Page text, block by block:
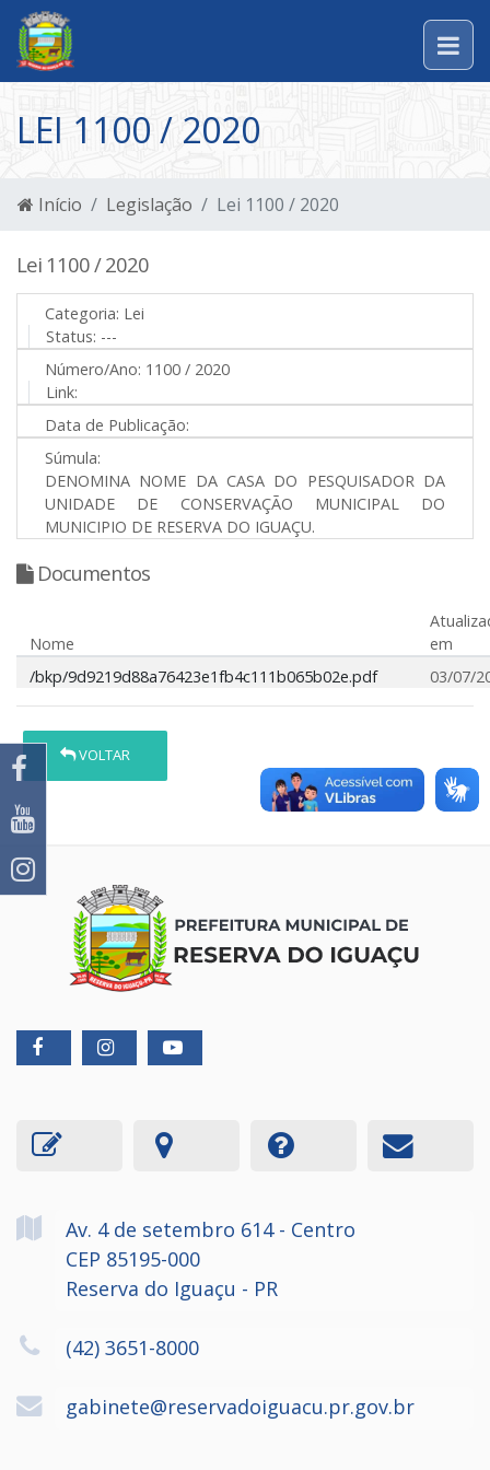
LEI 1100 / 2020
Início Legislação Lei 1100 / 2020
Lei 1100 / 2020
Categoria: Lei
Status: ---
Número/Ano: 1100 / 2020
Link:
Data de Publicação:
Súmula:
DENOMINA NOME DA CASA DO PESQUISADOR DA
UNIDADE DE CONSERVAÇÃO MUNICIPAL DO
MUNICIPIO DE RESERVA DO IGUAÇU.
Documentos
Nome
em
/bkp/9d9219d88a76423e1fb4c111b065b02e.pdf
03/07/
VOLTAR
Av. 4 de setembro 614 - Centro
CEP 85195-000
Reserva do Iguaçu - PR
(42) 3651-8000
gabinete@reservadoiguacu.pr.gov.br